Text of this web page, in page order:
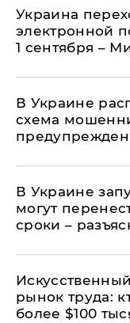
Украина
электронной
1 сентября –
В Украине
схема
В Украине
могут
сроки –
рынок труда:
более $100